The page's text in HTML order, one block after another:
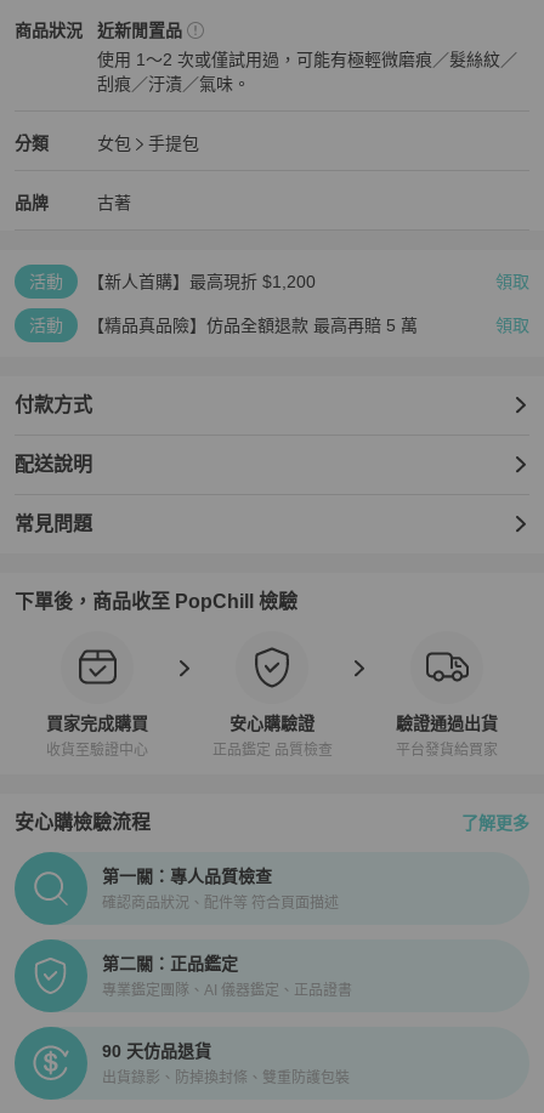
商品狀況
女包商品狀態與細節
近新閒置品
使用 1～2 次或僅試用過，可能有極輕微磨痕／髮絲紋／
刮痕／汙漬／氣味。
分類
女包分類資訊女包
手提包
品牌
精品女包 品牌介紹
古著
活動 【新人首購】最高現折 $1,200 領取
活動 【精品真品險】仿品全額退款 最高再賠 5 萬 領取
付款方式
配送說明
常見問題
下單後，商品收至 PopChill 檢驗
買家完成購買
收貨至驗證中心
安心購驗證
正品鑑定 品質檢查
驗證通過出貨
平台發貨給買家
安心購檢驗流程 了解更多
PopChill拍拍圈正品驗證、安心購檢驗流程介紹
第一關：專人品質檢查
確認商品狀況、配件等 符合頁面描述
第二關：正品鑑定
專業鑑定團隊、AI 儀器鑑定、正品證書
90 天仿品退貨
出貨錄影、防掉換封條、雙重防護包裝